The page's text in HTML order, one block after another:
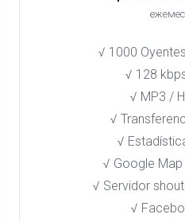
√ 1000
√ 128
√ MP3 /
√
√
√ Google
√ Servidor
√